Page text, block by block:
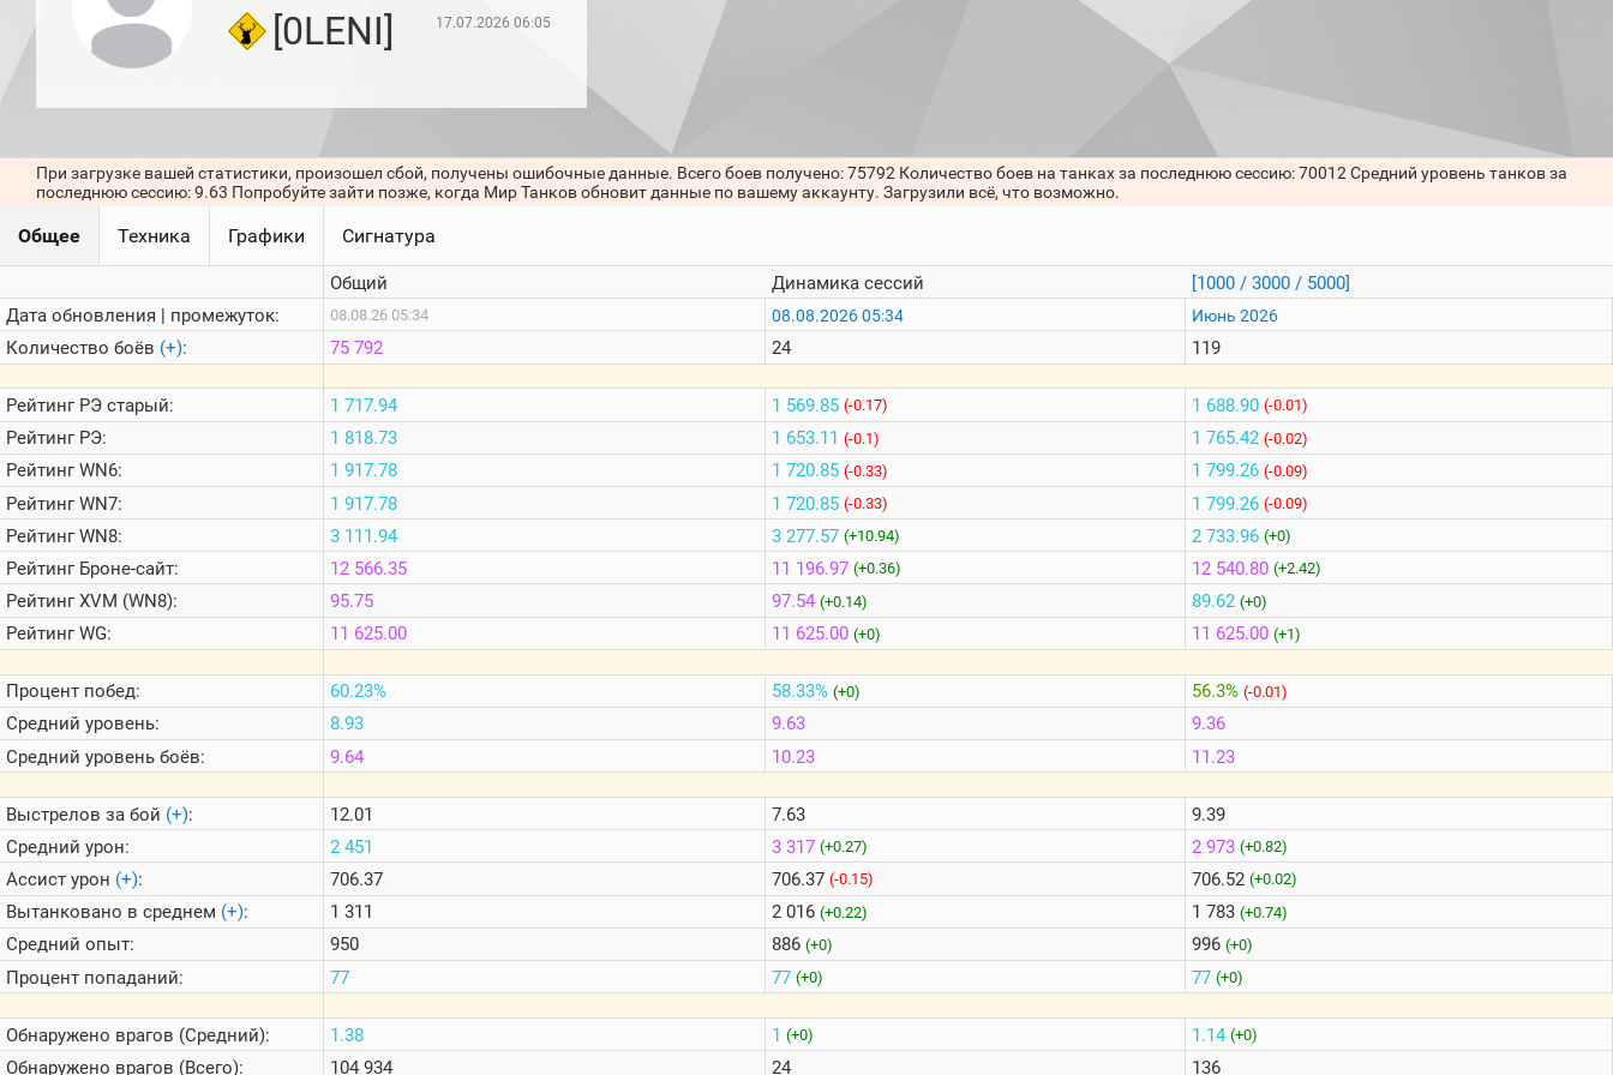
последние
сессии)
1000
стримеров
Информация
Онлайн
Цветовая
шкала
Теlegram
ВК
Портал
Мира
[0LENI]
17.07.2026 06:05
При загрузке вашей статистики, произошел сбой, получены ошибочные данные. Всего боев получено: 75792 Количество боев на танках за последнюю сессию: 70012 Средний уровень танков за
последнюю сессию: 9.63 Попробуйте зайти позже, когда Мир Танков обновит данные по вашему аккаунту. Загрузили всё, что возможно.
Общее Техника Графики Сигнатура
Дата обновления | промежуток:
Количество боёв (+):
РейтингРЭ старый:
РейтингРЭ:
РейтингWN6:
РейтингWN7:
РейтингWN8:
РейтингБроне-сайт:
РейтингXVM (WN8):
РейтингWG:
Процент побед:
Средний уровень:
Средний уровень боёв:
Выстрелов за бой (+):
Средний урон:
Ассист урон (+):
Вытанковано в среднем (+):
Средний опыт:
Процент попаданий:
Обнаружено врагов (Средний):
Обнаружено врагов (Всего):
Общий
08.08.26 05:34
75 792
1 717.94
1 818.73
1 917.78
1 917.78
3 111.94
12 566.35
95.75
11 625.00
60.23%
8.93
9.64
12.01
2 451
706.37
1 311
950
77
1.38
104 934
Динамика сессий
08.08.2026 05:34
24
1 569.85 (-0.17)
1 653.11 (-0.1)
1 720.85 (-0.33)
1 720.85 (-0.33)
3 277.57 (+10.94)
11 196.97 (+0.36)
97.54 (+0.14)
11 625.00 (+0)
58.33% (+0)
9.63
10.23
7.63
3 317 (+0.27)
706.37 (-0.15)
2 016 (+0.22)
886 (+0)
77 (+0)
1 (+0)
24
[1000 / 3000 / 5000]
Июнь 2026
119
1 688.90 (-0.01)
1 765.42 (-0.02)
1 799.26 (-0.09)
1 799.26 (-0.09)
2 733.96 (+0)
12 540.80 (+2.42)
89.62 (+0)
11 625.00 (+1)
56.3%(-0.01)
9.36
11.23
9.39
2 973(+0.82)
706.52(+0.02)
1 783(+0.74)
996(+0)
77(+0)
1.14(+0)
136